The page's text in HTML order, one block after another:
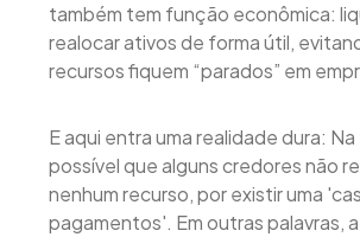
também tem função econômica:
realocar ativos de forma útil,
recursos fiquem “parados” em
E aqui entra uma realidade dura:
possível que alguns credores não
nenhum recurso, por existir uma
pagamentos'. Em outras palavras,